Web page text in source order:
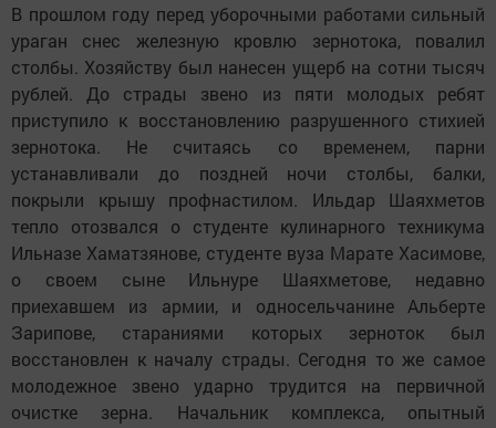
В прошлом году перед уборочными работами сильный
ураган снес железную кровлю зернотока, повалил
столбы. Хозяйству был нанесен ущерб на сотни тысяч
рублей. До страды звено из пяти молодых ребят
приступило к восстановлению разрушенного стихией
зернотока. Не считаясь со временем, парни
устанавливали до поздней ночи столбы, балки,
покрыли крышу профнастилом. Ильдар Шаяхметов
тепло отозвался о студенте кулинарного техникума
Ильназе Хаматзянове, студенте вуза Марате Хасимове,
о своем сыне Ильнуре Шаяхметове, недавно
приехавшем из армии, и односельчанине Альберте
Зарипове, стараниями которых зерноток был
восстановлен к началу страды. Сегодня то же самое
молодежное звено ударно трудится на первичной
очистке зерна. Начальник комплекса, опытный